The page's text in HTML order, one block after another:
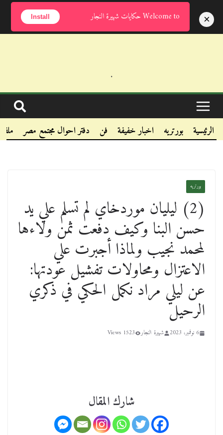
الجمعة, أغسطس 7, 2026
.
.
.
الرئيسية بورتريه اخبار خفيفة فن دفتر احوال مجتمع مصر
بورتريه
(2) ليليان موردخاي لم تسلم علي يد
حسن البنا وكيف دفعت ثمن ولاءها
لمحمد نجيب ولماذا أجبرت علي
الاعتزال ومحاولات تفشيل عودتها:
عن ليلي مراد نكمل الحكي في ذكري
الرحيل
6 نوفمبر، 2023 شهيرة النجار 1523 Views
شارك المقال
Welcome to حكايات شهيرة النجار Install ×